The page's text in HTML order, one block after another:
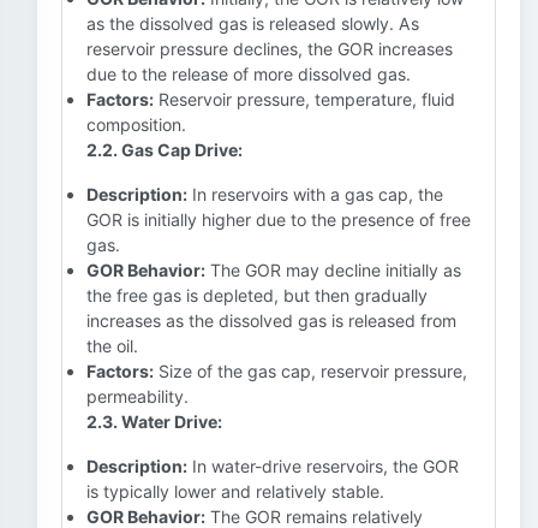
as the dissolved gas is released slowly. As
reservoir pressure declines, the GOR increases
due to the release of more dissolved gas.
Factors: Reservoir pressure, temperature, fluid
composition.
2.2. Gas Cap Drive:
Description: In reservoirs with a gas cap, the
GOR is initially higher due to the presence of free
gas.
GOR Behavior: The GOR may decline initially as
the free gas is depleted, but then gradually
increases as the dissolved gas is released from
the oil.
Factors: Size of the gas cap, reservoir pressure,
permeability.
2.3. Water Drive:
Description: In water-drive reservoirs, the GOR
is typically lower and relatively stable.
GOR Behavior: The GOR remains relatively